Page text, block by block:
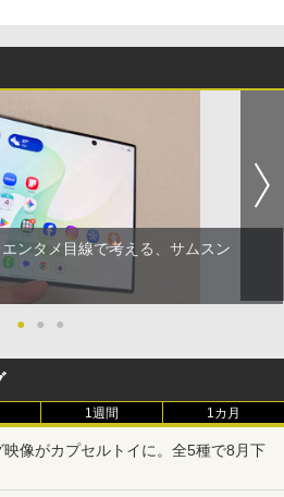
ンタメ目線で考える、サムスン
● ● ●
1週間 1カ月
像がカプセルトイに。全5種で8月下